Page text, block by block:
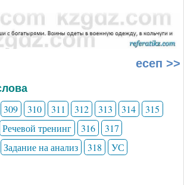
есеп >>
309 310 311 312 313 314
315
Речевой тренинг 316
317
Задание на анализ 318
УС